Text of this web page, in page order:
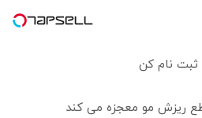
ریزش مو معجزه می کند